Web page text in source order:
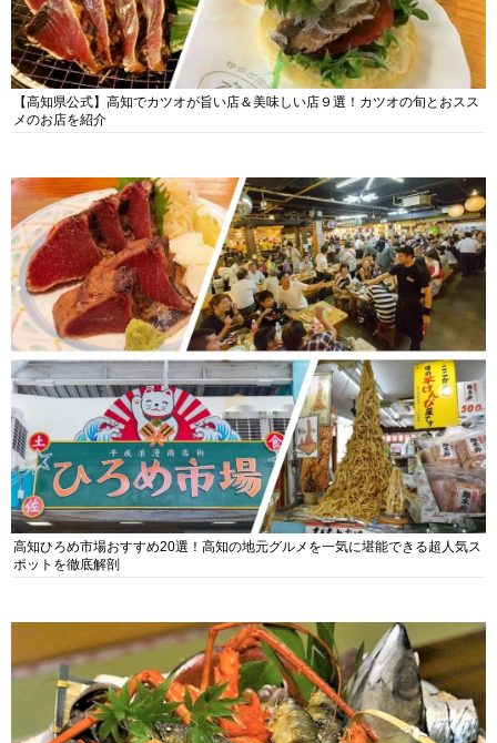
【高知県公式】高知でカツオが旨い店＆美味しい店９選！カツオの旬とおスス
メのお店を紹介
高知ひろめ市場おすすめ20選！高知の地元グルメを一気に堪能できる超人気ス
ポットを徹底解剖